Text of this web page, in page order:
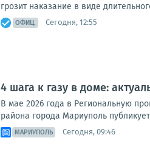
грозит наказание в виде
ОФИЦ. Сегодня, 12:55
4 шага к газу в доме:
В мае 2026 года в Региональную
района города Мариуполь
МАРИУПОЛЬ Сегодня, 09:46